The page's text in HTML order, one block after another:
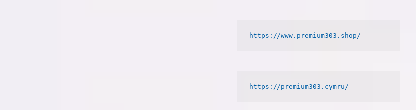
https://www.premium303.shop/
https://premium303.cymru/